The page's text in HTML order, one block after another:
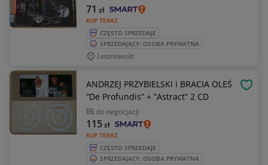
KUP TERAZ
71 zł
CZĘSTO SPRZEDAJE
SPRZEDAJĄCY: OSOBA PRYWATNA
Lesznowola
ANDRZEJ PRZYBIELSKI i BRACIA OLEŚ
”De Profundis” + ”Astract” 2 CD
do negocjacji
KUP TERAZ
115zł
CZĘSTO SPRZEDAJE
SPRZEDAJĄCY: OSOBA PRYWATNA